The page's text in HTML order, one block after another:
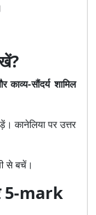
सौंदर्य शामिल
कानेलिया पर उत्तर
से बचें।
5-mark